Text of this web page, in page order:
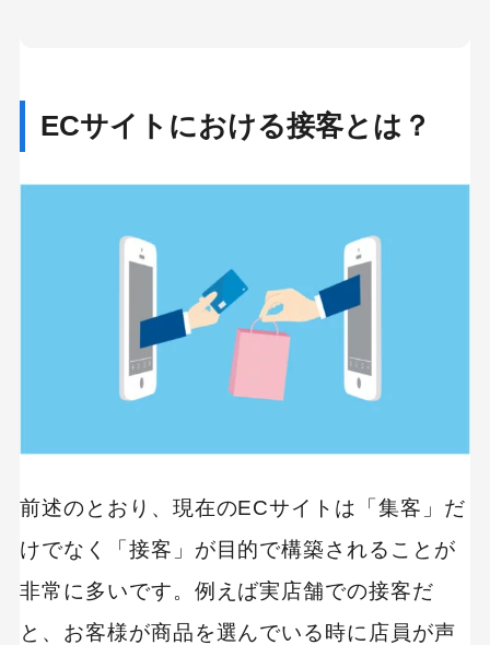
ECサイト向けWeb接客ツールの選び方
自社の運用リソースに合わせた選択
操作性（UI/UX）
カスタマーサポートの充実度
ECサイト向けWeb接客ツール8選
ンシェル）
誰でも簡単に利用できる｜（チャットディーラ
ー）
ECサイトにおける接客とは？
前述のとおり、現在のECサイトは「集客」だ
けでなく「接客」が目的で構築されることが
非常に多いです。例えば実店舗での接客だ
と、お客様が商品を選んでいる時に店員が声